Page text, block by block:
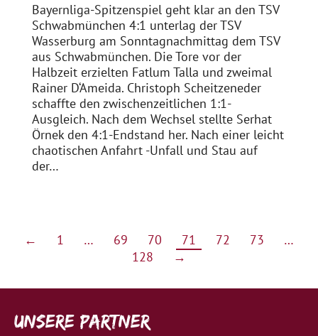
Bayernliga-Spitzenspiel geht klar an den TSV
Schwabmünchen 4:1 unterlag der TSV
Wasserburg am Sonntagnachmittag dem TSV
aus Schwabmünchen. Die Tore vor der
Halbzeit erzielten Fatlum Talla und zweimal
Rainer D‘Ameida. Christoph Scheitzeneder
schaffte den zwischenzeitlichen 1:1-
Ausgleich. Nach dem Wechsel stellte Serhat
Örnek den 4:1-Endstand her. Nach einer leicht
chaotischen Anfahrt -Unfall und Stau auf
der…
← 1 … 69 70 71 72 73
…
128
→
Unsere Partner